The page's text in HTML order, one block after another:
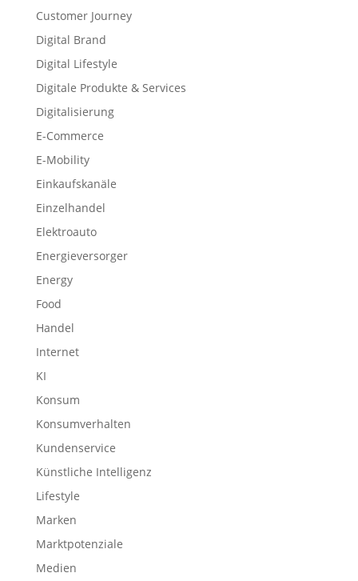
Customer Journey
Digital Brand
Digital Lifestyle
Digitale Produkte & Services
Digitalisierung
E-Commerce
E-Mobility
Einkaufskanäle
Einzelhandel
Elektroauto
Energieversorger
Energy
Food
Handel
Internet
KI
Konsum
Konsumverhalten
Kundenservice
Künstliche Intelligenz
Lifestyle
Marken
Marktpotenziale
Medien